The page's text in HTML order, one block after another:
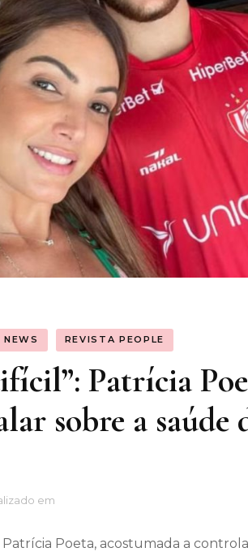
NEWS REVISTA PEOPLE
Patrícia
sobre a saúde
em
Poeta, acostumada a